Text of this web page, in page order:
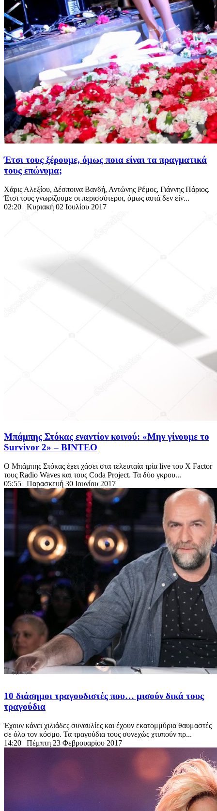
Έτσι τους ξέρουμε, όμως ποια είναι τα πραγματικά
τους επώνυμα;
Χάρις Αλεξίου, Δέσποινα Βανδή, Αντώνης Ρέμος, Γιάννης Πάριος.
Έτσι τους γνωρίζουμε οι περισσότεροι, όμως αυτά δεν είν...
02:20 | Κυριακή 02 Ιουλίου 2017
Μπάμπης Στόκας εναντίον κοινού: «Μην γίνουμε το
Survivor 2» – BINTEO
Ο Μπάμπης Στόκας έχει χάσει στα τελευταία τρία live του X Factor
τους Radio Waves και τους Coda Project. Τα δύο γκρου...
05:55 | Παρασκευή 30 Ιουνίου 2017
10 διάσημοι τραγουδιστές που… μισούν δικά τους
τραγούδια
Έχουν κάνει χιλιάδες συναυλίες και έχουν εκατομμύρια θαυμαστές
σε όλο τον κόσμο. Τα τραγούδια τους συνεχώς χτυπούν πρ...
14:20 | Πέμπτη 23 Φεβρουαρίου 2017